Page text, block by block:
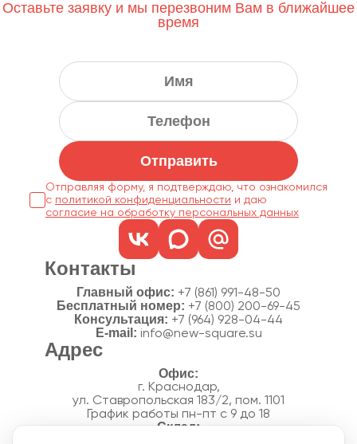
Оставьте заявку и мы перезвоним Вам в ближайшее
время
Отправить
Отправляя форму, я подтверждаю, что ознакомился
с политикой конфиденциальности
согласие на обработку персональных данных
Контакты
Главный офис: +7 (861) 991-48-50
Бесплатный номер: +7 (800) 200-69-45
Консультация: +7 (964) 928-04-44
E-mail: info@new-square.su
Адрес
г. Краснодар,
ул. Ставропольская 183/2, пом. 1101
График работы пн-пт с 9 до 18